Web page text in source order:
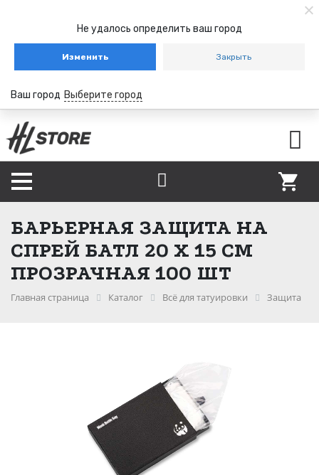
Не удалось определить ваш город
Изменить Закрыть
Ваш город Выберите город
БАРЬЕРНАЯ ЗАЩИТА НА
СПРЕЙ БАТЛ 20 Х 15 СМ
ПРОЗРАЧНАЯ 100 ШТ
Главная страница Каталог Всё для татуировки Защита